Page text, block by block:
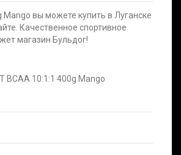
Mango вы можете купить в Луганске
Качественное спортивное
магазин Бульдог!
BCAA 10:1:1 400g Mango